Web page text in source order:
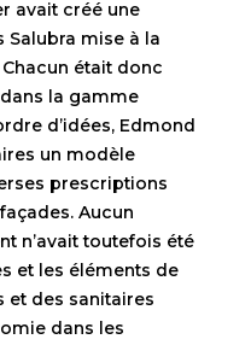
avait créé une
mise à la
était donc
la gamme
d’idées, Edmond
un modèle
prescriptions
Aucun
n’avait toutefois été
et les éléments de
et des sanitaires
dans les